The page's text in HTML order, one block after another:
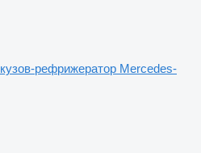
кузов-рефрижератор Mercedes-